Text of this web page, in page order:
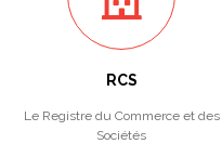
RCS
Le Registre du Commerce et des
Sociétés